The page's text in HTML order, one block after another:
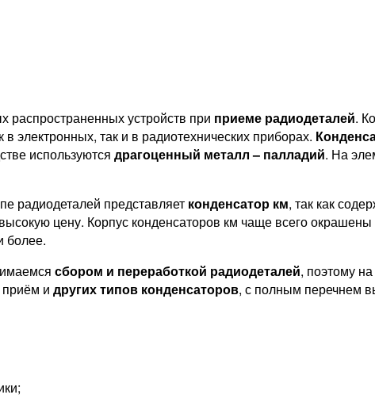
распространенных устройств при приеме радиодеталей.
в электронных, так и в радиотехнических приборах.
используются драгоценный металл – палладий. На
радиодеталей представляет конденсатор км, так как
цену. Корпус конденсаторов км чаще всего
более.
сбором и переработкой радиодеталей, поэтому
и других типов конденсаторов, с полным перечнем